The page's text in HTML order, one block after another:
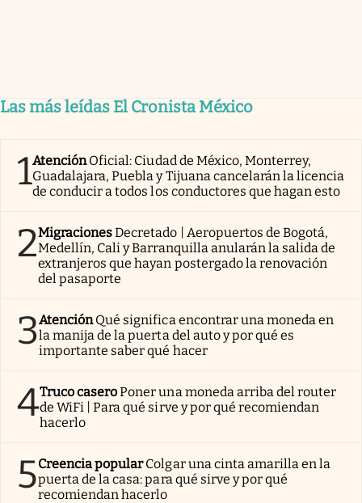
Las más leídas El Cronista México
1AtenciónOficial: Ciudad de México, Monterrey,
Guadalajara, Puebla y Tijuana cancelarán la licencia
de conducir a todos los conductores que hagan esto
2MigracionesDecretado | Aeropuertos de Bogotá,
Medellín, Cali y Barranquilla anularán la salida de
extranjeros que hayan postergado la renovación
del pasaporte
3AtenciónQué significa encontrar una moneda en
la manija de la puerta del auto y por qué es
importante saber qué hacer
4Truco caseroPoner una moneda arriba del router
de WiFi | Para qué sirve y por qué recomiendan
hacerlo
5Creencia popularColgar una cinta amarilla en la
puerta de la casa: para qué sirve y por qué
recomiendan hacerlo